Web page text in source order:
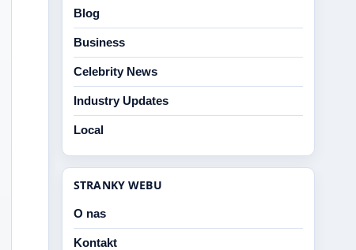
Blog
Business
Celebrity News
Industry Updates
Local
STRANKY WEBU
O nas
Kontakt